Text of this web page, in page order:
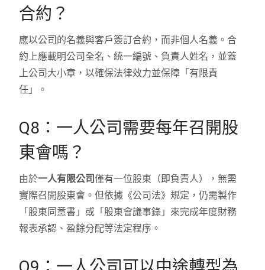
合約？
應以公司的名義與客戶簽訂合約，而非個人名義。合
約上應載明公司全名、統一編號、負責人姓名，並蓋
上公司大小章，以確保法律效力並保障「有限責
任」。
Q8：一人公司需要每年召開股
東會嗎？
由於一人有限公司僅有一位股東（即負責人），無需
實際召開股東會。但依據《公司法》規定，仍需製作
「股東同意書」或「股東會議事錄」來完成年度財務
報表承認、盈餘分配等法定程序。